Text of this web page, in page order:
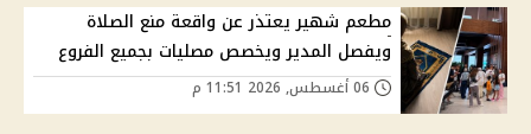
مطعم شهير يعتذر عن واقعة منع الصلاة
ويفصل المدير ويخصص مصليات بجميع الفروع